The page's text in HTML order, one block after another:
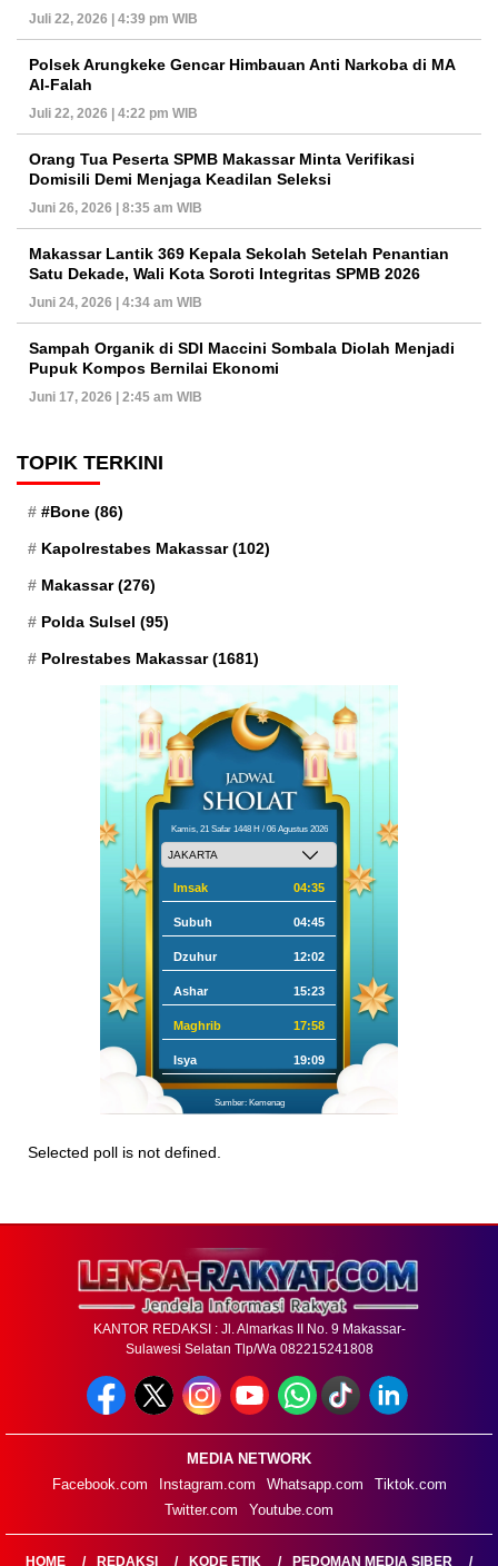
Juli 22, 2026 | 4:39 pm WIB
Polsek Arungkeke Gencar Himbauan Anti Narkoba di MA
Al-Falah
Juli 22, 2026 | 4:22 pm WIB
Orang Tua Peserta SPMB Makassar Minta Verifikasi
Domisili Demi Menjaga Keadilan Seleksi
Juni 26, 2026 | 8:35 am WIB
Makassar Lantik 369 Kepala Sekolah Setelah Penantian
Satu Dekade, Wali Kota Soroti Integritas SPMB 2026
Juni 24, 2026 | 4:34 am WIB
Sampah Organik di SDI Maccini Sombala Diolah Menjadi
Pupuk Kompos Bernilai Ekonomi
Juni 17, 2026 | 2:45 am WIB
TOPIK TERKINI
#Bone (86)
Kapolrestabes Makassar(102)
Makassar(276)
Polda Sulsel (95)
Polrestabes Makassar(1681)
Kamis, 21 Safar 1448 H / 06 Agustus 2026
Imsak 04:35
Subuh 04:45
Dzuhur 12:02
Ashar 15:23
Maghrib 17:58
Isya 19:09
Sumber: Kemenag
Selected poll is not defined.
KANTOR REDAKSI : Jl. Almarkas II No. 9 Makassar-
Sulawesi Selatan Tlp/Wa 082215241808
MEDIA NETWORK
Facebook.com
Instagram.com Whatsapp.com
Tiktok.com
Twitter.com
Youtube.com
HOME REDAKSI KODE ETIK PEDOMAN MEDIA SIBER